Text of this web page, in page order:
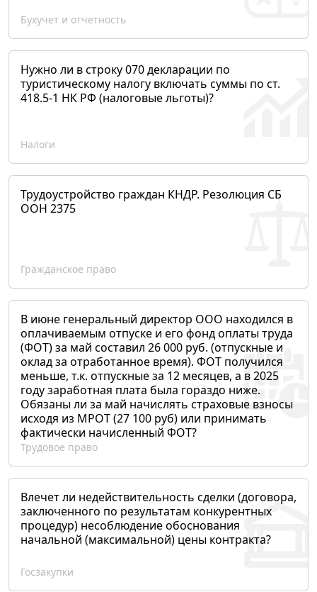
Бухучет и отчетность
Нужно ли в строку 070 декларации по
туристическому налогу включать суммы по ст.
418.5-1 НК РФ (налоговые льготы)?
Налоги
Трудоустройство граждан КНДР. Резолюция СБ
ООН 2375
Гражданское право
В июне генеральный директор ООО находился в
оплачиваемым отпуске и его фонд оплаты труда
(ФОТ) за май составил 26 000 руб. (отпускные и
оклад за отработанное время). ФОТ получился
меньше, т.к. отпускные за 12 месяцев, а в 2025
году заработная плата была гораздо ниже.
Обязаны ли за май начислять страховые взносы
исходя из МРОТ (27 100 руб) или принимать
фактически начисленный ФОТ?
Трудовое право
Влечет ли недействительность сделки (договора,
заключенного по результатам конкурентных
процедур) несоблюдение обоснования
начальной (максимальной) цены контракта?
Госзакупки